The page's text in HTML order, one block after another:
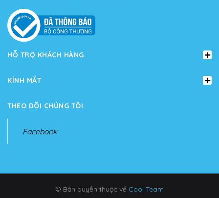
HỖ TRỢ KHÁCH HÀNG
KÍNH MẮT
THEO DÕI CHÚNG TÔI
Facebook
© Bản quyền thuộc về Cool Team